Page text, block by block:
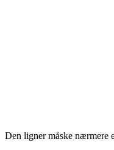
Den ligner måske nærmere